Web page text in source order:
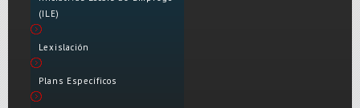
(ILE)
Lexislación
Plans Específicos